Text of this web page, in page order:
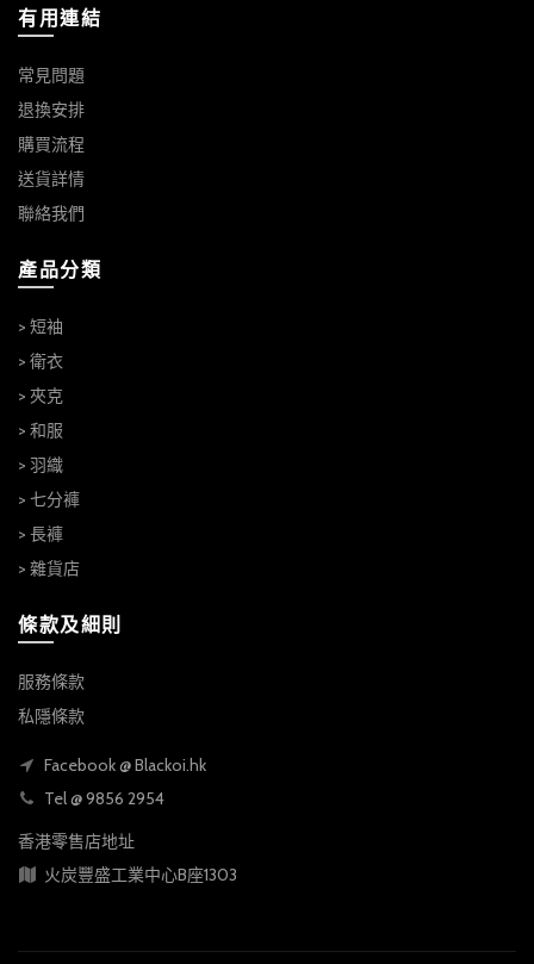
有用連結
常見問題
退換安排
購買流程
送貨詳情
聯絡我們
產品分類
> 短袖
> 衛衣
> 夾克
> 和服
> 羽織
> 七分褲
> 長褲
> 雜貨店
條款及細則
服務條款
私隱條款
Facebook @ Blackoi.hk
Tel @ 9856 2954
香港零售店地址
火炭豐盛工業中心B座1303